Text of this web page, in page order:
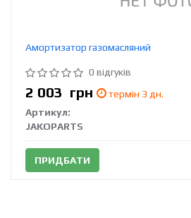
Амортизатор газомасляний
0 відгуків
2 003 грн
термін 3 дн.
Артикул:
JAKOPARTS
ПРИДБАТИ